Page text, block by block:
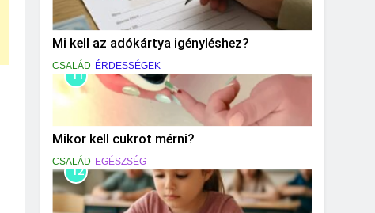
Mi kell az adókártya igényléshez?
CSALÁD ÉRDESSÉGEK
11
Mikor kell cukrot mérni?
CSALÁD EGÉSZSÉG
12